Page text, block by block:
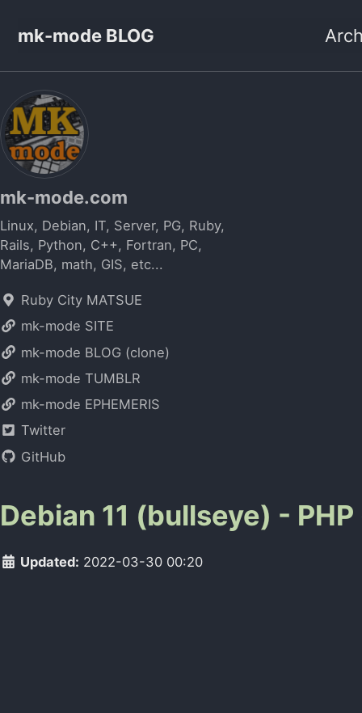
mk-mode BLOG
mk-mode.com
Linux, Debian, IT, Server, PG, Ruby,
Rails, Python, C++, Fortran, PC,
MariaDB, math, GIS, etc...
Ruby City MATSUE
mk-mode SITE
mk-mode BLOG (clone)
mk-mode TUMBLR
mk-mode EPHEMERIS
Twitter
GitHub
Debian 11 (bullseye) -
Updated: 2022-03-30 00:20